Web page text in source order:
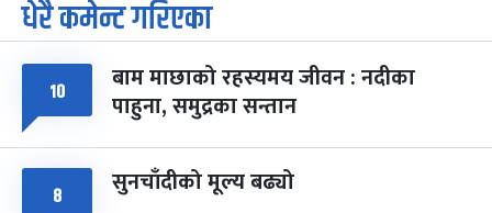
७ पूर्णिमा व्रत
चैत्र ७, २०८३-Mar 21, 2027
८
सोम
फागुपूर्णिमा
चैत्र ८, २०८३-Mar 22, 2027
७ महिना बाँकी
धेरै कमेन्ट गरिएका
१० बाम माछाको रहस्यमय जीवन : नदीका
पाहुना, समुद्रका सन्तान
८ सुनचाँदीको मूल्य बढ्यो